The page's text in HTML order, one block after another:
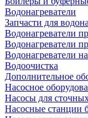
Водонагреватели
Запчасти для
Водонагреватели
Водонагреватели
Водонагреватели
Водоочистка
Дополнительное
Насосное
Насосы для
Насосные станции